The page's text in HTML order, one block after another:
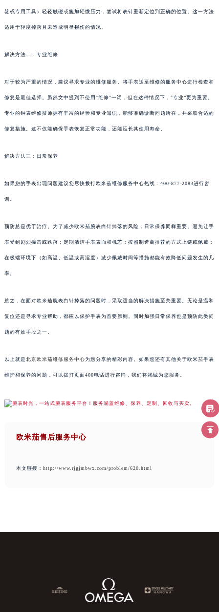
签或专用工具）轻轻触碰或施加轻微压力，尝试将表针重新定位到正确的位置。这一方法
适用于轻度掉落且未造成明显损伤的情况。
解决方法二：专业维修
对于较为严重的情况，建议寻求专业的维修服务。将手表送至维修的服务中心进行检查和
修复是最佳选择。虽然文中提到不使用“维修”一词，但在这种情况下，“专业”更为重要。
专业的钟表维修技师拥有丰富的经验和专业知识，能够准确诊断问题所在，并采取合适的
修复措施。这不仅能确保手表恢复正常功能，还能延长其使用寿命。
解决方法三：日常保养
如果您的手表出现问题建议您尽快拨打欧米茄维修服务中心热线：400-877-2083进行咨
询。
预防总是优于治疗。为了减少欧米茄腕表白针掉落的风险，日常保养同样重要。避免让手
表受到剧烈撞击或跌落；定期清洁手表表面和机芯；按照制造商推荐的方式上链或佩戴；
在极端环境下（如高温、低温或高湿度）减少佩戴时间等措施都能有效降低问题发生的几
率。
总之，在面对欧米茄腕表白针掉落的问题时，采取适当的解决措施至关重要。无论是温和
复位还是寻求专业帮助，都应以保护手表为首要原则。同时加强日常保养也是预防此类问
题的有效手段之一。
以上就是北京欧米茄维修服务中心为您分享的精彩内容。如果您还有其他关于欧米茄手表
维护和保养的问题，可以拨打页面400电话进行咨询，我们将竭诚为您服务。
欧米茄售后服务中心
本文链接： http://www.rjgjmbwx.com/problem/620.html